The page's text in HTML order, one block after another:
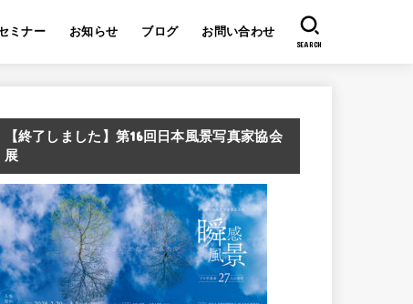
ミナー お知らせ ブログ お問い合わせ
SEARCH
【終了しました】第16回日本風景写真家協会
展